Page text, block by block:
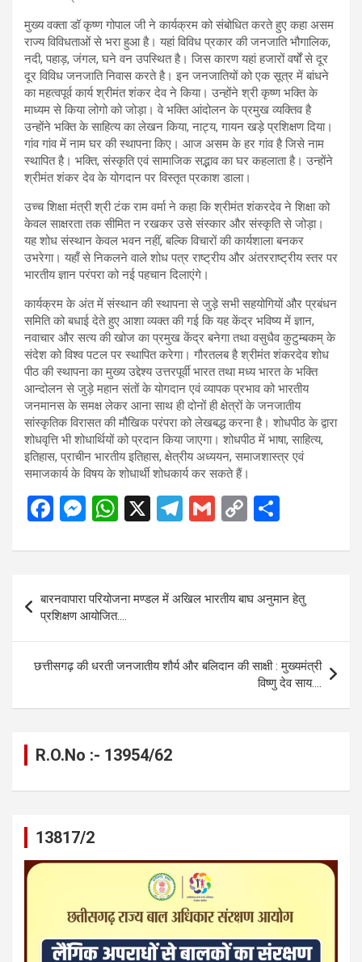
मुख्य वक्ता डॉ कृष्ण गोपाल जी ने कार्यक्रम को संबोधित करते हुए कहा असम
राज्य विविधताओं से भरा हुआ है। यहां विविध प्रकार की जनजाति भौगालिक,
नदी, पहाड़, जंगल, घने वन उपस्थित है। जिस कारण यहां हजारों वर्षों से दूर
दूर विविध जनजाति निवास करते है। इन जनजातियों को एक सूत्र में बांधने
का महत्वपूर्व कार्य श्रीमंत शंकर देव ने किया। उन्होंने श्री कृष्ण भक्ति के
माध्यम से किया लोगो को जोड़ा। वे भक्ति आंदोलन के प्रमुख व्यक्तिव है
उन्होंने भक्ति के साहित्य का लेखन किया, नाट्य, गायन खड़े प्रशिक्षण दिया।
गांव गांव में नाम घर की स्थापना किए। आज असम के हर गांव है जिसे नाम
स्थापित है। भक्ति, संस्कृति एवं सामाजिक सद्भाव का घर कहलाता है। उन्होंने
श्रीमंत शंकर देव के योगदान पर विस्तृत प्रकाश डाला।
उच्च शिक्षा मंत्री श्री टंक राम वर्मा ने कहा कि श्रीमंत शंकरदेव ने शिक्षा को
केवल साक्षरता तक सीमित न रखकर उसे संस्कार और संस्कृति से जोड़ा।
यह शोध संस्थान केवल भवन नहीं, बल्कि विचारों की कार्यशाला बनकर
उभरेगा। यहाँ से निकलने वाले शोध पत्र राष्ट्रीय और अंतरराष्ट्रीय स्तर पर
भारतीय ज्ञान परंपरा को नई पहचान दिलाएंगे।
कार्यक्रम के अंत में संस्थान की स्थापना से जुड़े सभी सहयोगियों और प्रबंधन
समिति को बधाई देते हुए आशा व्यक्त की गई कि यह केंद्र भविष्य में ज्ञान,
नवाचार और सत्य की खोज का प्रमुख केंद्र बनेगा तथा वसुधैव कुटुम्बकम् के
संदेश को विश्व पटल पर स्थापित करेगा। गौरतलब है श्रीमंत शंकरदेव शोध
पीठ की स्थापना का मुख्य उद्देश्य उत्तरपूर्वी भारत तथा मध्य भारत के भक्ति
आन्दोलन से जुड़े महान संतों के योगदान एवं व्यापक प्रभाव को भारतीय
जनमानस के समक्ष लेकर आना साथ ही दोनों ही क्षेत्रों के जनजातीय
सांस्कृतिक विरासत की मौखिक परंपरा को लेखबद्ध करना है। शोधपीठ के द्वारा
शोधवृत्ति भी शोधार्थियों को प्रदान किया जाएगा। शोधपीठ में भाषा, साहित्य,
इतिहास, प्राचीन भारतीय इतिहास, क्षेत्रीय अध्ययन, समाजशास्त्र एवं
समाजकार्य के विषय के शोधार्थी शोधकार्य कर सकते हैं।
F
ce
o
o
k
M
se
n
g
er
W
at
A
p
p
X
T
e
gr
a
m
G
ail
C
py
n
k
ar
navigation
बारनवापारा परियोजना मण्डल में अखिल भारतीय बाघ अनुमान हेतु
प्रशिक्षण आयोजित….
छत्तीसगढ़ की धरती जनजातीय शौर्य और बलिदान की साक्षी : मुख्यमंत्री
विष्णु देव साय….
R.O.No :- 13954/62
13817/2